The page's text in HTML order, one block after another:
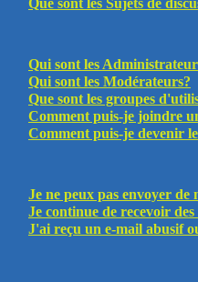
Que sont les Sujets de
Qui sont les
Qui sont les Modérateurs?
Que sont les groupes
Comment puis-je joindre
Comment puis-je devenir
Je ne peux pas envoyer de
Je continue de recevoir des
J'ai reçu un e-mail abusif